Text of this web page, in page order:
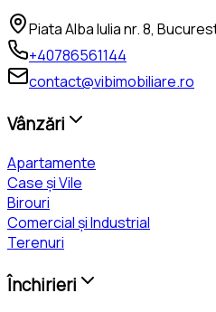
Piata Alba Iulia nr. 8,
+40786561144
contact@vibimobiliare.ro
Vânzări
Apartamente
Case și Vile
Birouri
Comercial și Industrial
Terenuri
Închirieri